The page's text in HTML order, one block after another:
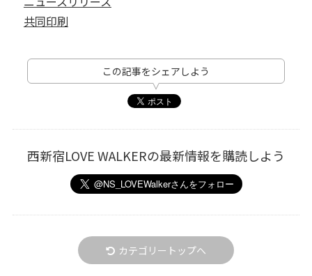
共同印刷
この記事をシェアしよう
西新宿LOVE WALKERの最新情報を購読しよう
カテゴリートップへ